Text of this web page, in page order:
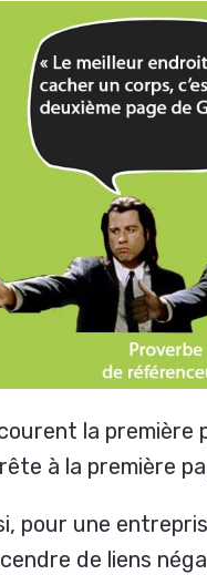
la première
à la première
pour une
de liens